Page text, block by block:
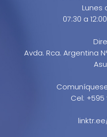
Lunes
07:30 a
Avda. Rca. Argentina
Cel: +595